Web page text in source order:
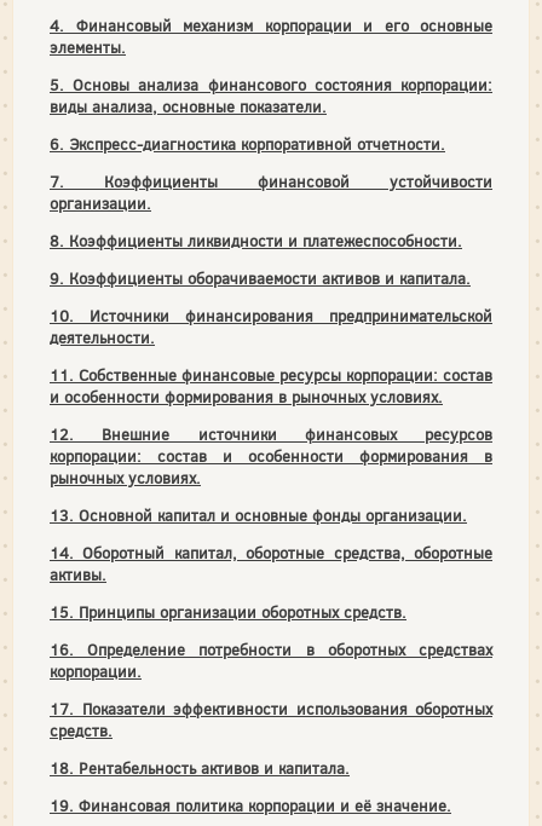
4. Финансовый механизм корпорации и его основные
элементы.
5. Основы анализа финансового состояния корпорации:
виды анализа, основные показатели.
6. Экспресс-диагностика корпоративной отчетности.
7. Коэффициенты финансовой устойчивости
организации.
8. Коэффициенты ликвидности и платежеспособности.
9. Коэффициенты оборачиваемости активов и капитала.
10. Источники финансирования предпринимательской
деятельности.
11. Собственные финансовые ресурсы корпорации: состав
и особенности формирования в рыночных условиях.
12. Внешние источники финансовых ресурсов
корпорации: состав и особенности формирования в
рыночных условиях.
13. Основной капитал и основные фонды организации.
14. Оборотный капитал, оборотные средства, оборотные
активы.
15. Принципы организации оборотных средств.
16. Определение потребности в оборотных средствах
корпорации.
17. Показатели эффективности использования оборотных
средств.
18. Рентабельность активов и капитала.
19. Финансовая политика корпорации и её значение.